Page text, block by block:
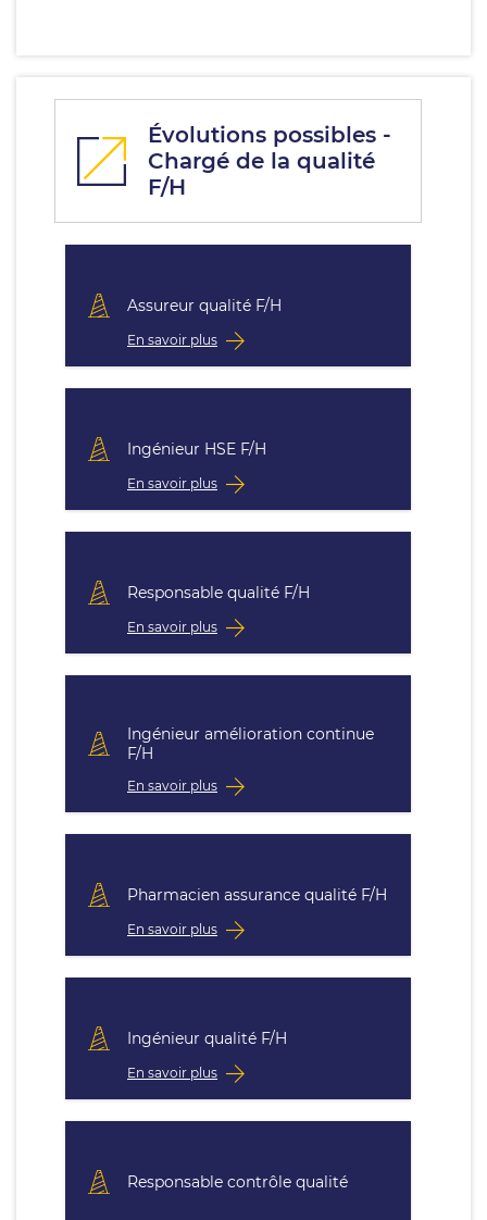
Évolutions possibles -
Chargé de la qualité
F/H
Assureur qualité F/H
En savoir plus
Ingénieur HSE F/H
En savoir plus
Responsable qualité F/H
En savoir plus
Ingénieur amélioration continue
F/H
En savoir plus
Pharmacien assurance qualité F/H
En savoir plus
Ingénieur qualité F/H
En savoir plus
Responsable contrôle qualité